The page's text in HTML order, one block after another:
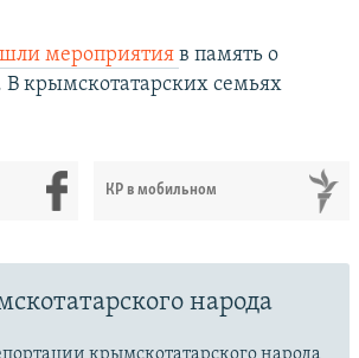
мероприятияв память о
крымскотатарских семьях
КР в мобильном
народа
крымскотатарского народа